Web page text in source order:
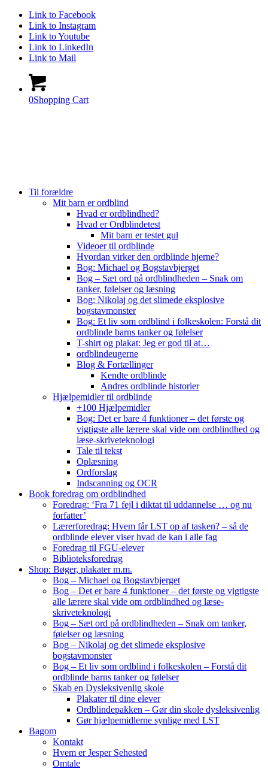
Link to Facebook
Link to Instagram
Link to Youtube
Link to LinkedIn
Link to Mail
0Shopping Cart
Til forældre
Mit barn er ordblind
Hvad er ordblindhed?
Hvad er Ordblindetest
Mit barn er testet gul
Videoer til ordblinde
Hvordan virker den ordblinde hjerne?
Bog: Michael og Bogstavbjerget
Bog – Sæt ord på ordblindheden – Snak om
tanker, følelser og læsning
Bog: Nikolaj og det slimede eksplosive
bogstavmonster
Bog: Et liv som ordblind i folkeskolen: Forstå dit
ordblinde barns tanker og følelser
T-shirt og plakat: Jeg er god til at…
ordblindeugerne
Blog & Fortællinger
Kendte ordblinde
Andres ordblinde historier
Hjælpemidler til ordblinde
+100 Hjælpemidler
Bog: Det er bare 4 funktioner – det første og
vigtigste alle lærere skal vide om ordblindhed og
læse-skriveteknologi
Tale til tekst
Oplæsning
Ordforslag
Indscanning og OCR
Book foredrag om ordblindhed
Foredrag: ‘Fra 71 fejl i diktat til uddannelse … og nu
forfatter’
Lærerforedrag: Hvem får LST op af tasken? – så de
ordblinde elever viser hvad de kan i alle fag
Foredrag til FGU-elever
Biblioteksforedrag
Shop: Bøger, plakater m.m.
Bog – Michael og Bogstavbjerget
Bog – Det er bare 4 funktioner – det første og vigtigste
alle lærere skal vide om ordblindhed og læse-
skriveteknologi
Bog – Sæt ord på ordblindheden – Snak om tanker,
følelser og læsning
Bog – Nikolaj og det slimede eksplosive
bogstavmonster
Bog – Et liv som ordblind i folkeskolen – Forstå dit
ordblinde barns tanker og følelser
Skab en Dysleksivenlig skole
Plakater til dine elever
Ordblindepakken – Gør din skole dysleksivenlig
Gør hjælpemidlerne synlige med LST
Bagom
Kontakt
Hvem er Jesper Sehested
Omtale